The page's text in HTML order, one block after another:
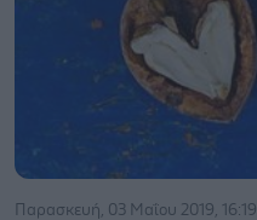
Παρασκευή, 03 Μαΐου 2019, 16:19